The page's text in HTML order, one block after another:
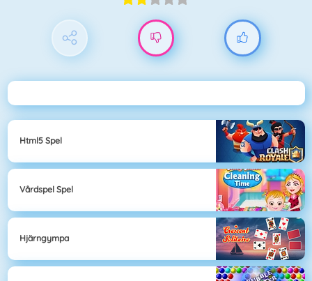
Html5 Spel
Vårdspel Spel
Hjärngympa